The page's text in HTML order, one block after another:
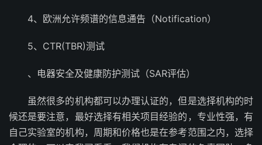
4、欧洲允许频谱的信息通告（Notification）
5、CTR(TBR)测试
、电器安全及健康防护测试（SAR评估）
虽然很多的机构都可以办理认证的，但是选择机构的时
候还是要注意，最好选择有相关项目经验的，专业性强，有
自己实验室的机构，周期和价格也是在参考范围之内，选择